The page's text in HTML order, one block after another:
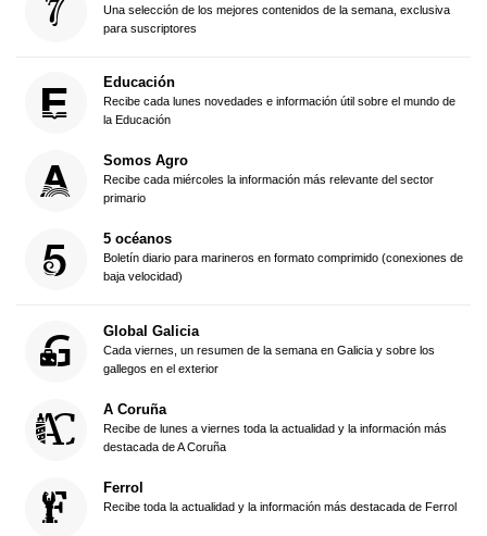
Una selección de los mejores contenidos de la semana, exclusiva
para suscriptores
Educación
Recibe cada lunes novedades e información útil sobre el mundo de
la Educación
Somos Agro
Recibe cada miércoles la información más relevante del sector
primario
5 océanos
Boletín diario para marineros en formato comprimido (conexiones de
baja velocidad)
Global Galicia
Cada viernes, un resumen de la semana en Galicia y sobre los
gallegos en el exterior
A Coruña
Recibe de lunes a viernes toda la actualidad y la información más
destacada de A Coruña
Ferrol
Recibe toda la actualidad y la información más destacada de Ferrol